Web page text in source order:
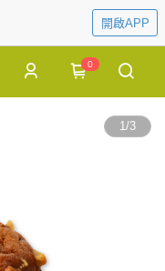
開啟APP
0
1/3